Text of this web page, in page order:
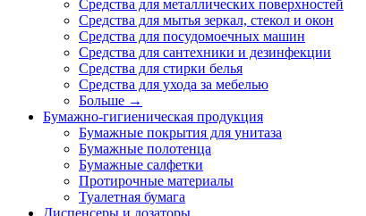
Средства для металлических поверхностей
Средства для мытья зеркал, стекол и окон
Средства для посудомоечных машин
Средства для сантехники и дезинфекции
Средства для стирки белья
Средства для ухода за мебелью
Больше →
Бумажно-гигиеническая продукция
Бумажные покрытия для унитаза
Бумажные полотенца
Бумажные салфетки
Протирочные материалы
Туалетная бумага
Диспенсеры и дозаторы